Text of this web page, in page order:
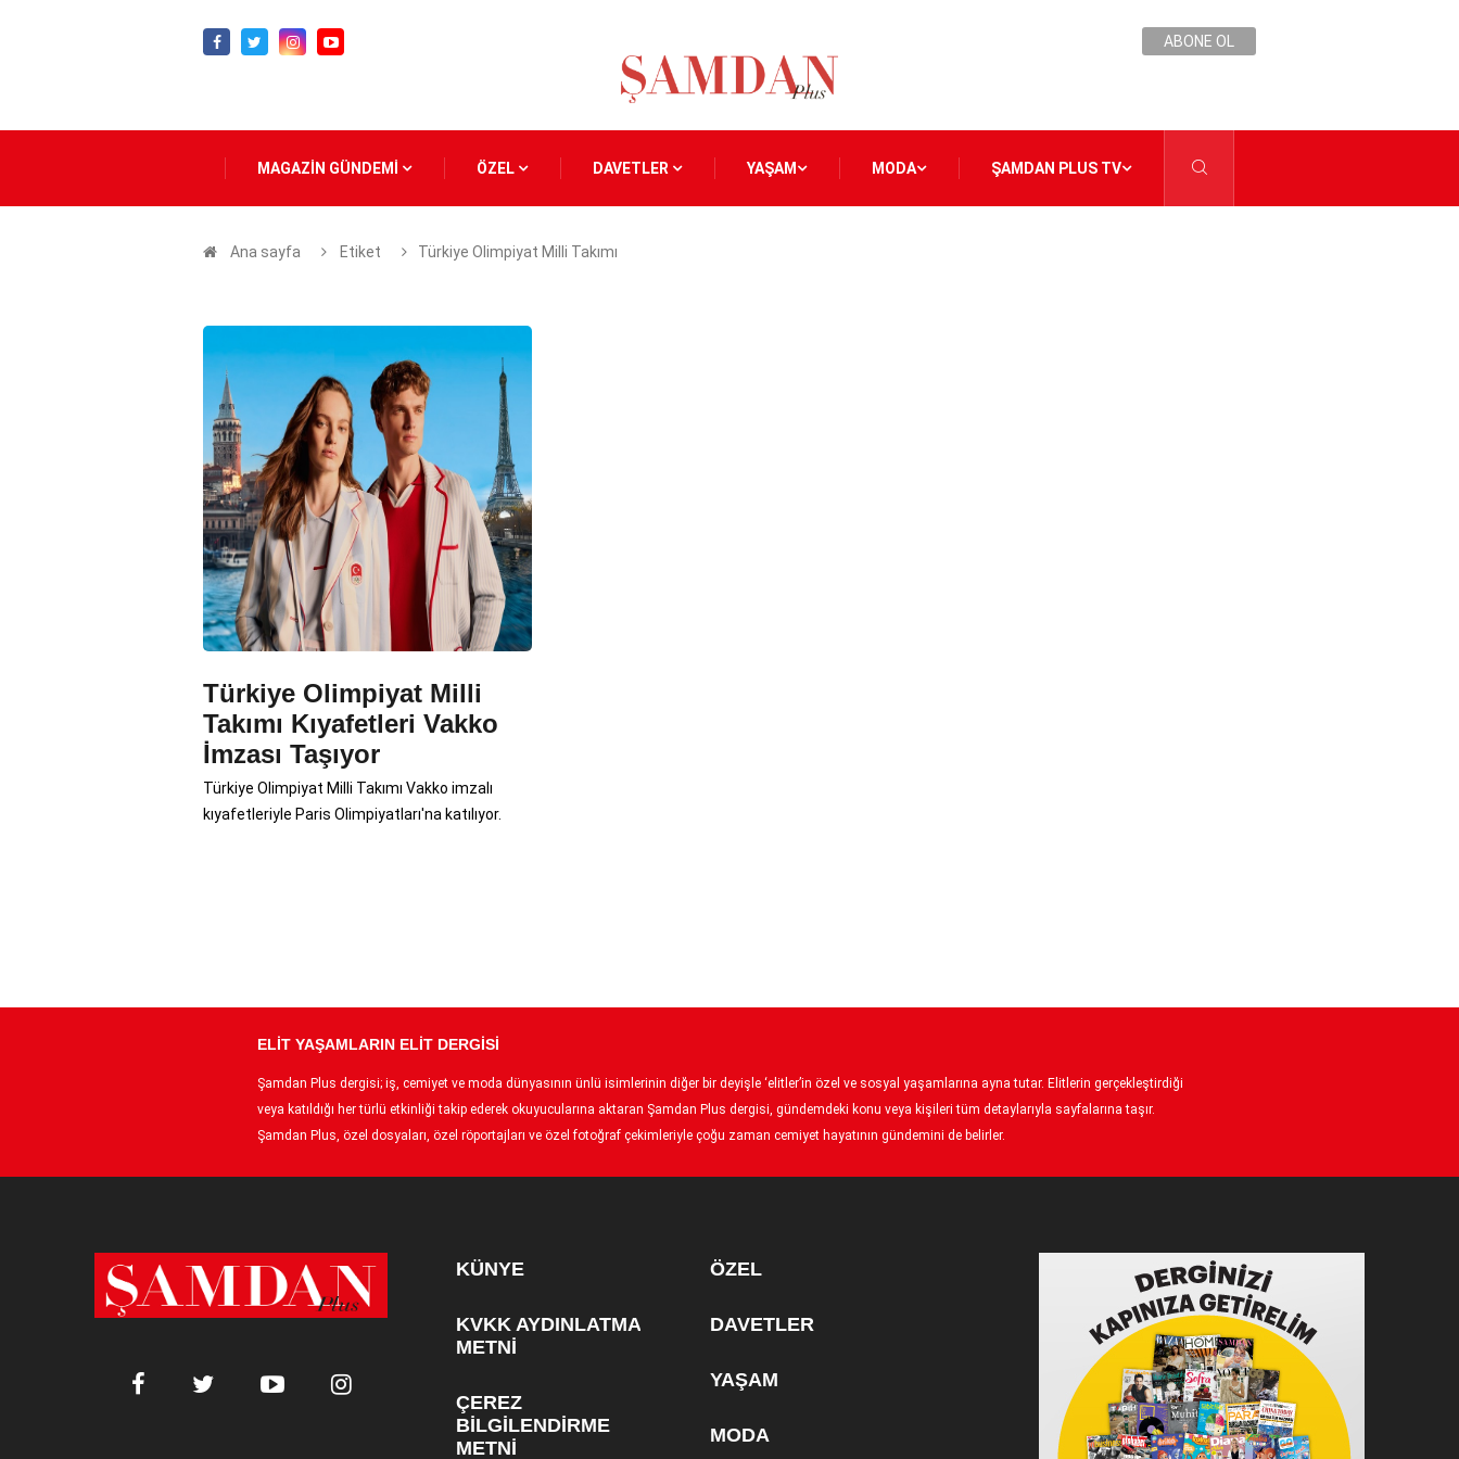
ABONE OL
MAGAZİN GÜNDEMİ ÖZEL DAVETLER YAŞAM MODA ŞAMDAN PLUS TV
Ana sayfa Etiket Türkiye Olimpiyat Milli Takımı
Türkiye Olimpiyat Milli
Takımı Kıyafetleri Vakko
İmzası Taşıyor
Türkiye Olimpiyat Milli Takımı Vakko imzalı
kıyafetleriyle Paris Olimpiyatları'na katılıyor.
ELİT YAŞAMLARIN ELİT DERGİSİ
Şamdan Plus dergisi; iş, cemiyet ve moda dünyasının ünlü isimlerinin diğer bir deyişle ‘elitler’in özel ve sosyal yaşamlarına ayna tutar. Elitlerin gerçekleştirdiği
veya katıldığı her türlü etkinliği takip ederek okuyucularına aktaran Şamdan Plus dergisi, gündemdeki konu veya kişileri tüm detaylarıyla sayfalarına taşır.
Şamdan Plus, özel dosyaları, özel röportajları ve özel fotoğraf çekimleriyle çoğu zaman cemiyet hayatının gündemini de belirler.
KÜNYE
KVKK AYDINLATMA
METNİ
ÇEREZ
BİLGİLENDİRME
METNİ
ÖZEL
DAVETLER
YAŞAM
MODA